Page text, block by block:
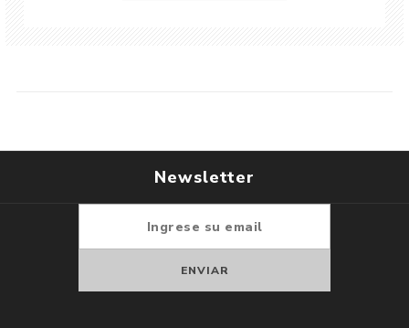
Newsletter